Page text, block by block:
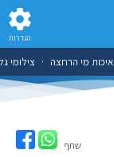
הגדרות
איכות מי הרחצה · צילומי
שתף